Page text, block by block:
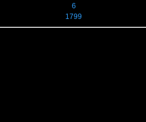
6
1799